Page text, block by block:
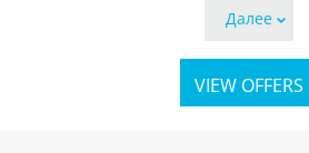
Далее
VIEW OFFERS